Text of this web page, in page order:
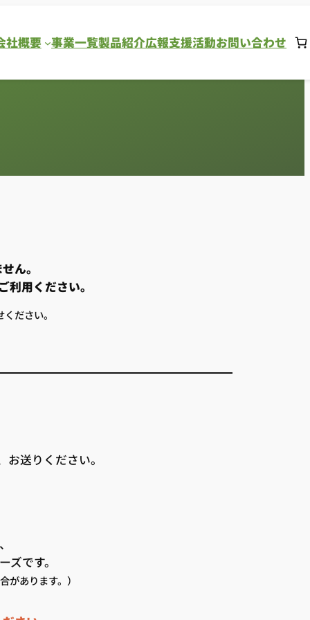
社概要 事業一覧製品紹介広報支援活動お問い合わせ
ん。
用ください。
ださい。
送りください。
です。
があります。）